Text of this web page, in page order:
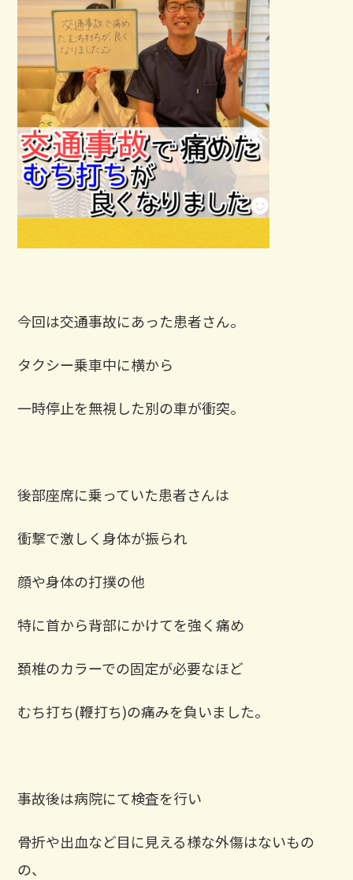
今回は交通事故にあった患者さん。
タクシー乗車中に横から
一時停止を無視した別の車が衝突。
後部座席に乗っていた患者さんは
衝撃で激しく身体が振られ
顔や身体の打撲の他
特に首から背部にかけてを強く痛め
頚椎のカラーでの固定が必要なほど
むち打ち(鞭打ち)の痛みを負いました。
事故後は病院にて検査を行い
骨折や出血など目に見える様な外傷はないもの
の、